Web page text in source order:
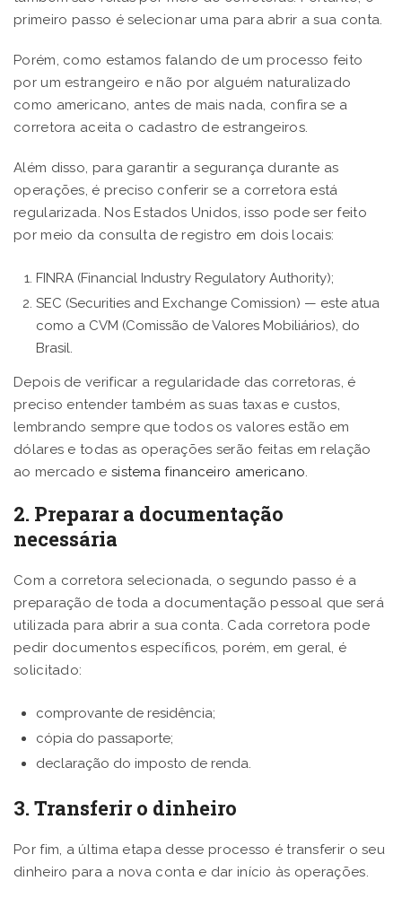
primeiro passo é selecionar uma para abrir a sua conta.
Porém, como estamos falando de um processo feito
por um estrangeiro e não por alguém naturalizado
como americano, antes de mais nada, confira se a
corretora aceita o cadastro de estrangeiros.
Além disso, para garantir a segurança durante as
operações, é preciso conferir se a corretora está
regularizada. Nos Estados Unidos, isso pode ser feito
por meio da consulta de registro em dois locais:
FINRA (Financial Industry Regulatory Authority);
SEC (Securities and Exchange Comission) — este atua
como a CVM (Comissão de Valores Mobiliários), do
Brasil.
Depois de verificar a regularidade das corretoras, é
preciso entender também as suas taxas e custos,
lembrando sempre que todos os valores estão em
dólares e todas as operações serão feitas em relação
ao mercado e sistema financeiro americano.
2. Preparar a documentação
necessária
Com a corretora selecionada, o segundo passo é a
preparação de toda a documentação pessoal que será
utilizada para abrir a sua conta. Cada corretora pode
pedir documentos específicos, porém, em geral, é
solicitado:
comprovante de residência;
cópia do passaporte;
declaração do imposto de renda.
3. Transferir o dinheiro
Por fim, a última etapa desse processo é transferir o seu
dinheiro para a nova conta e dar início às operações.